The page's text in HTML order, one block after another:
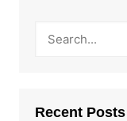
Recent Posts